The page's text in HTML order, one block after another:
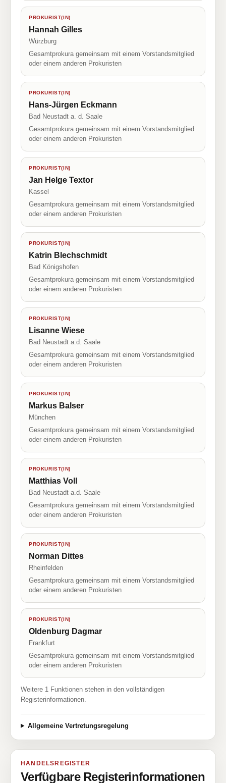
PROKURIST(IN)
Hannah Gilles
Würzburg
Gesamtprokura gemeinsam mit einem Vorstandsmitglied
oder einem anderen Prokuristen
PROKURIST(IN)
Hans-Jürgen Eckmann
Bad Neustadt a. d. Saale
Gesamtprokura gemeinsam mit einem Vorstandsmitglied
oder einem anderen Prokuristen
PROKURIST(IN)
Jan Helge Textor
Kassel
Gesamtprokura gemeinsam mit einem Vorstandsmitglied
oder einem anderen Prokuristen
PROKURIST(IN)
Katrin Blechschmidt
Bad Königshofen
Gesamtprokura gemeinsam mit einem Vorstandsmitglied
oder einem anderen Prokuristen
PROKURIST(IN)
Lisanne Wiese
Bad Neustadt a.d. Saale
Gesamtprokura gemeinsam mit einem Vorstandsmitglied
oder einem anderen Prokuristen
PROKURIST(IN)
Markus Balser
München
Gesamtprokura gemeinsam mit einem Vorstandsmitglied
oder einem anderen Prokuristen
PROKURIST(IN)
Matthias Voll
Bad Neustadt a.d. Saale
Gesamtprokura gemeinsam mit einem Vorstandsmitglied
oder einem anderen Prokuristen
PROKURIST(IN)
Norman Dittes
Rheinfelden
Gesamtprokura gemeinsam mit einem Vorstandsmitglied
oder einem anderen Prokuristen
PROKURIST(IN)
Oldenburg Dagmar
Frankfurt
Gesamtprokura gemeinsam mit einem Vorstandsmitglied
oder einem anderen Prokuristen
Weitere 1 Funktionen stehen in den vollständigen
Registerinformationen.
Allgemeine Vertretungsregelung
HANDELSREGISTER
Verfügbare Registerinformationen